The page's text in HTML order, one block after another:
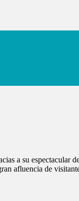
a su espectacular
afluencia de